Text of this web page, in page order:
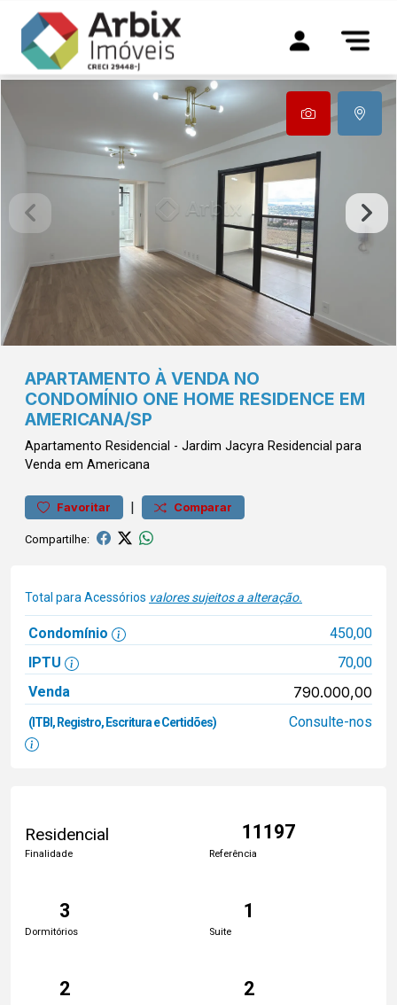
APARTAMENTO À VENDA NO
CONDOMÍNIO ONE HOME RESIDENCE EM
AMERICANA/SP
Apartamento Residencial - Jardim Jacyra Residencial para
Venda em Americana
Favoritar | Comparar
Compartilhe:
Total para Acessórios valores sujeitos a alteração.
Condomínio
450,00
IPTU
70,00
Venda
790.000,00
(ITBI, Registro, Escritura e Certidões) Consulte-nos
Residencial
Finalidade
11197
Referência
3
Dormitórios
1
Suite
2 2